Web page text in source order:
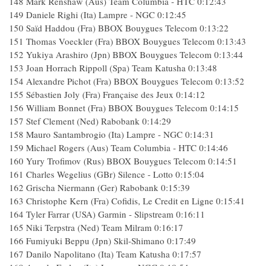
149 Daniele Righi (Ita) Lampre - NGC 0:12:45
150 Saïd Haddou (Fra) BBOX Bouygues Telecom 0:13:22
151 Thomas Voeckler (Fra) BBOX Bouygues Telecom 0:13:43
152 Yukiya Arashiro (Jpn) BBOX Bouygues Telecom 0:13:44
153 Joan Horrach Rippoll (Spa) Team Katusha 0:13:48
154 Alexandre Pichot (Fra) BBOX Bouygues Telecom 0:13:52
155 Sébastien Joly (Fra) Française des Jeux 0:14:12
156 William Bonnet (Fra) BBOX Bouygues Telecom 0:14:15
157 Stef Clement (Ned) Rabobank 0:14:29
158 Mauro Santambrogio (Ita) Lampre - NGC 0:14:31
159 Michael Rogers (Aus) Team Columbia - HTC 0:14:46
160 Yury Trofimov (Rus) BBOX Bouygues Telecom 0:14:51
161 Charles Wegelius (GBr) Silence - Lotto 0:15:04
162 Grischa Niermann (Ger) Rabobank 0:15:39
163 Christophe Kern (Fra) Cofidis, Le Credit en Ligne 0:15:41
164 Tyler Farrar (USA) Garmin - Slipstream 0:16:11
165 Niki Terpstra (Ned) Team Milram 0:16:17
166 Fumiyuki Beppu (Jpn) Skil-Shimano 0:17:49
167 Danilo Napolitano (Ita) Team Katusha 0:17:57